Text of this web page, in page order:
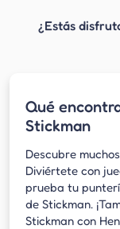
¿Estás
Qué
Stickman
Descubre
Diviértete con
prueba tu
de Stickman.
Stickman con